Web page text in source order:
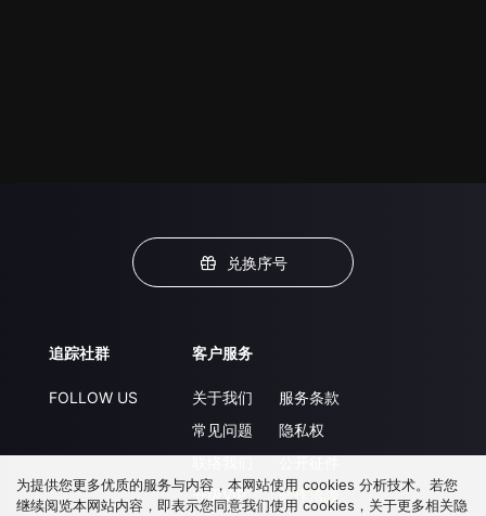
兑换序号
追踪社群
FOLLOW US
客户服务
关于我们
常见问题
升级VIP
服务条款
隐私权
合作洽談
为提供您更多优质的服务与内容，本网站使用 cookies 分析技术。若您
继续阅览本网站内容，即表示您同意我们使用 cookies，关于更多相关隐